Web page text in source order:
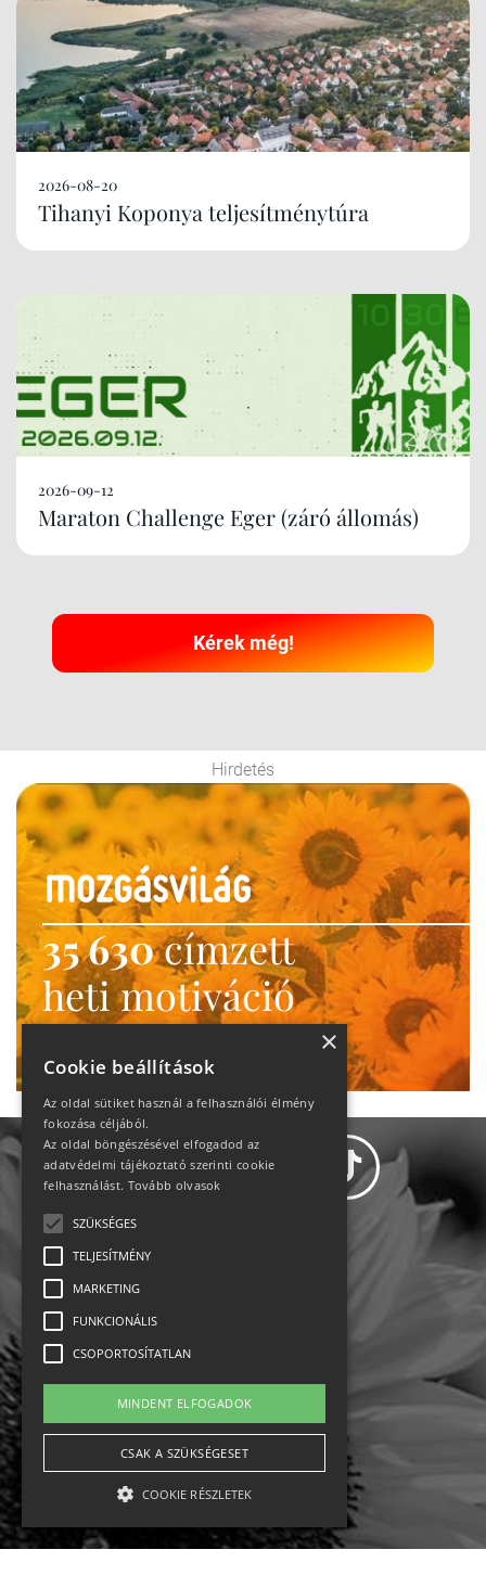
2026-08-20
Tihanyi Koponya teljesítménytúra
2026-09-12
Maraton Challenge Eger (záró állomás)
Kérek még!
Hirdetés
35 630címzett
heti motiváció
Ne maradj le!
Impresszum-kapcsolat
Jogi nyilatkozat
Rólunk
English
×
Cookie beállítások
Az oldal sütiket használ a felhasználói élmény
fokozása céljából.
Az oldal böngészésével elfogadod az
adatvédelmi tájékoztató szerinti cookie
felhasználást. Tovább olvasok
SZÜKSÉGES
TELJESÍTMÉNY
MARKETING
FUNKCIONÁLIS
CSOPORTOSÍTATLAN
MINDENT ELFOGADOK
CSAK A SZÜKSÉGESET
COOKIE RÉSZLETEK